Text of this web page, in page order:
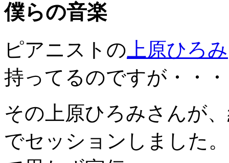
僕らの音楽
ピアニストの 上原ひろみ
持ってるのですが・・・
その上原ひろみさんが
でセッションしました